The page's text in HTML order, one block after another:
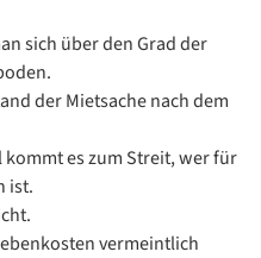
sich über den Grad der
der Mietsache nach dem
es zum Streit, wer für
ist.
vermeintlich